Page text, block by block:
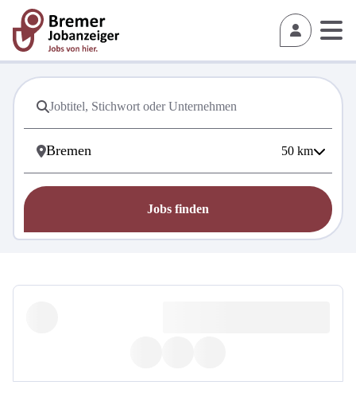
50 km
Jobs finden